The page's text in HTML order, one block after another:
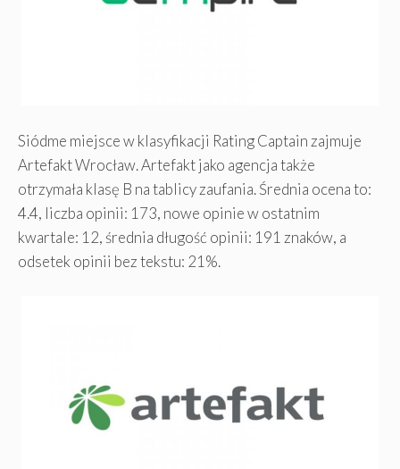
Siódme miejsce w klasyfikacji Rating Captain zajmuje
Artefakt Wrocław. Artefakt jako agencja także
otrzymała klasę B na tablicy zaufania. Średnia ocena to:
4.4, liczba opinii: 173, nowe opinie w ostatnim
kwartale: 12, średnia długość opinii: 191 znaków, a
odsetek opinii bez tekstu: 21%.